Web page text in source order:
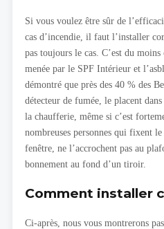
Si vous voulez être sûr de
cas d’incendie, il faut l’installer
pas toujours le cas. C’est du
menée par le SPF Intérieur et
démontré que près des 40 % des
détecteur de fumée, le placent
la chaufferie, même si c’est
nombreuses personnes qui fixent
fenêtre, ne l’accrochent pas au
bonnement au fond d’un tiroir.
Comment installer
Ci-après, nous vous montrerons